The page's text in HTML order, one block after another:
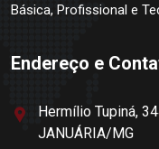
Básica, Profissional e
Endereço e
Hermílio Tupiná,
JANUÁRIA/MG